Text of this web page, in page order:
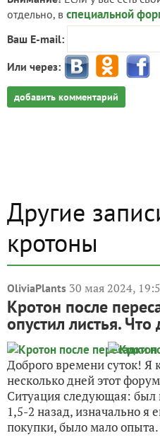
отдельно, в специальной
Ваш E-mail:
Или через:
добавить комментарий
Другие
кротоны
OliviaPlants 30 мая 2024,
Кротон после
опустил листья. Что
Доброго времени суток! Я
несколько дней этот
Ситуация следующая: был
1,5-2 назад, изначально я
покупки, было мало